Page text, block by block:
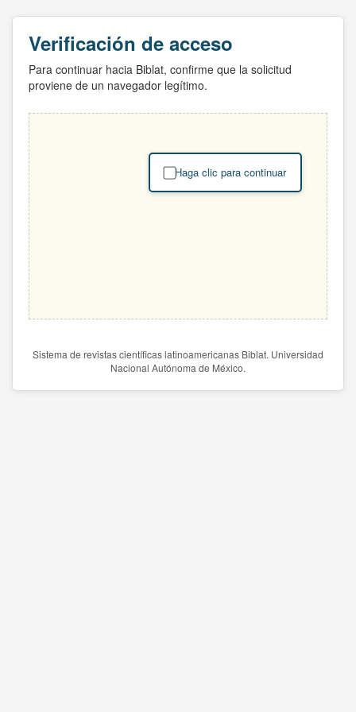
Verificación de acceso
Para continuar hacia Biblat, confirme que la solicitud
proviene de un navegador legítimo.
Haga clic para continuar
Sistema de revistas científicas latinoamericanas Biblat. Universidad
Nacional Autónoma de México.